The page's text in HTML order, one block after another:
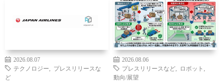
2026.08.07
テクノロジー
プレスリリースな
ど
2026.08.06
プレスリリースなど
ロボット
動向/展望